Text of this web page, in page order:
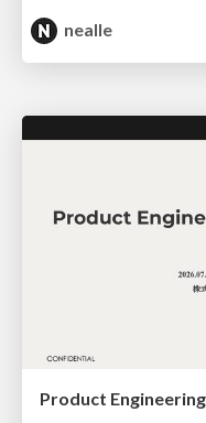
nealle
Product